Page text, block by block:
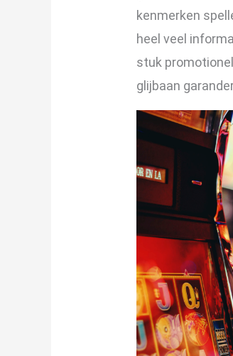
kenmerken
heel veel
stuk
glijbaan